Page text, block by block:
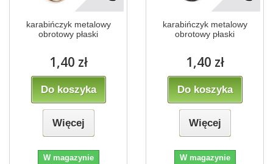
karabińczyk metalowy
obrotowy płaski
1,40 zł
Do koszyka
Więcej
W magazynie
karabińczyk metalowy
obrotowy płaski
1,40 zł
Do koszyka
Więcej
W magazynie